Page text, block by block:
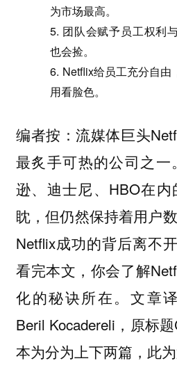
为市场最高。
5. 团队会赋予员工权利
也会捡。
6. Netflix给员工充分自
用看脸色。
编者按：流媒体巨头
最炙手可热的公司之一
逊、迪士尼、HBO在
眈，但仍然保持着用户
Netflix成功的背后离不开
看完本文，你会了解
化的秘诀所在。文章
Beril Kocadereli，原标题
本为分为上下两篇，此为